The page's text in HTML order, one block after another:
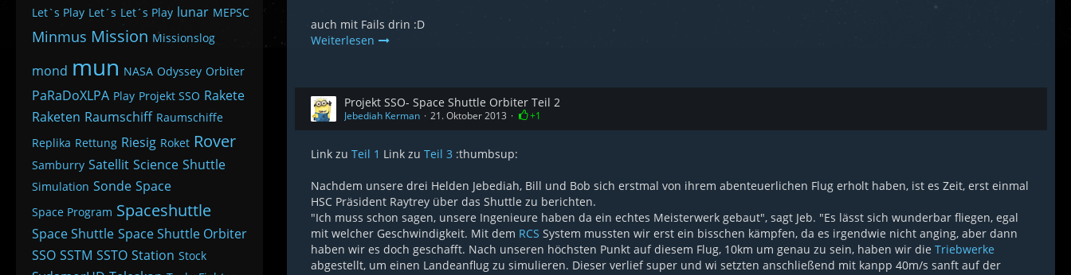
Let`s Play Let´s Let´s Play lunar MEPSC
Minmus Mission Missionslog
mond mun NASA Odyssey Orbiter
PaRaDoXLPA Play Projekt SSO Rakete
Raketen Raumschiff Raumschiffe
Replika Rettung Riesig Roket Rover
Samburry Satellit Science Shuttle
Simulation Sonde Space
Space Program Spaceshuttle
Space Shuttle Space Shuttle Orbiter
SSO SSTM SSTO Station Stock
auch mit Fails drin :D
Weiterlesen
Projekt SSO- Space Shuttle Orbiter Teil 2
Jebediah Kerman 21. Oktober 2013 +1
Link zu Teil 1 Link zu Teil 3 :thumbsup:
Nachdem unsere drei Helden Jebediah, Bill und Bob sich erstmal von ihrem abenteuerlichen Flug erholt haben, ist es Zeit, erst einmal
HSC Präsident Raytrey über das Shuttle zu berichten.
"Ich muss schon sagen, unsere Ingenieure haben da ein echtes Meisterwerk gebaut", sagt Jeb. "Es lässt sich wunderbar fliegen, egal
mit welcher Geschwindigkeit. Mit dem RCS System mussten wir erst ein bisschen kämpfen, da es irgendwie nicht anging, aber dann
haben wir es doch geschafft. Nach unseren höchsten Punkt auf diesem Flug, 10km um genau zu sein, haben wir die Triebwerke
abgestellt, um einen Landeanflug zu simulieren. Dieser verlief super und wi setzten anschließend mit kanpp 40m/s sanft auf der